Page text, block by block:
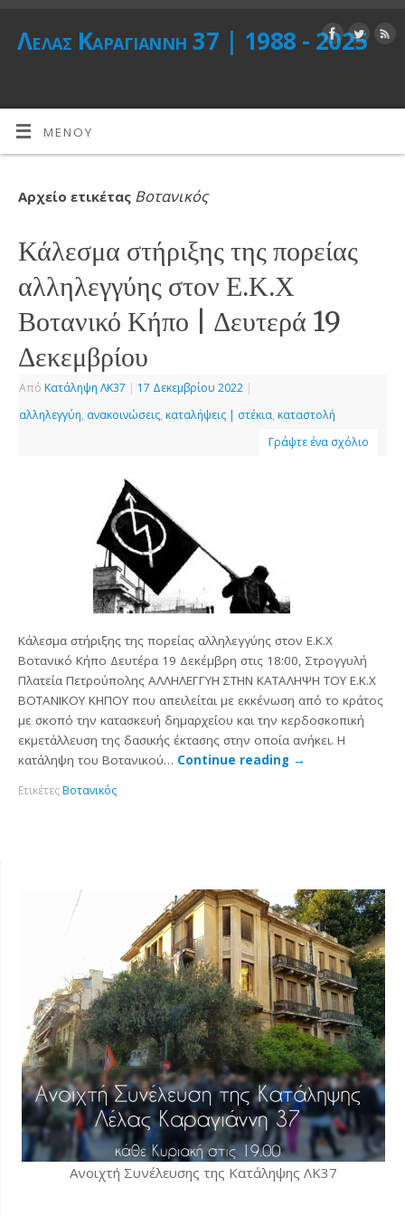
Λέλας Καραγιάννη 37 | 1988 - 2025
ΜΕΝΟΎ
Αρχείο ετικέτας Βοτανικός
Κάλεσμα στήριξης της πορείας
αλληλεγγύης στον Ε.Κ.Χ
Βοτανικό Κήπο | Δευτερά 19
Δεκεμβρίου
Από Κατάληψη ΛΚ37 | 17 Δεκεμβρίου 2022 |
αλληλεγγύη, ανακοινώσεις, καταλήψεις | στέκια, καταστολή
Γράψτε ένα σχόλιο
Κάλεσμα στήριξης της πορείας αλληλεγγύης στον Ε.Κ.Χ
Βοτανικό Κήπο Δευτέρα 19 Δεκέμβρη στις 18:00, Στρογγυλή
Πλατεία Πετρούπολης ΑΛΛΗΛΕΓΓΥΗ ΣΤΗΝ ΚΑΤΑΛΗΨΗ ΤΟΥ Ε.Κ.Χ
ΒΟΤΑΝΙΚΟΥ ΚΗΠΟΥ που απειλείται με εκκένωση από το κράτος
με σκοπό την κατασκευή δημαρχείου και την κερδοσκοπική
εκμετάλλευση της δασικής έκτασης στην οποία ανήκει. Η
κατάληψη του Βοτανικού… Continue reading →
Ετικέτες Βοτανικός
Ανοιχτή Συνέλευσης της Κατάληψης ΛΚ37